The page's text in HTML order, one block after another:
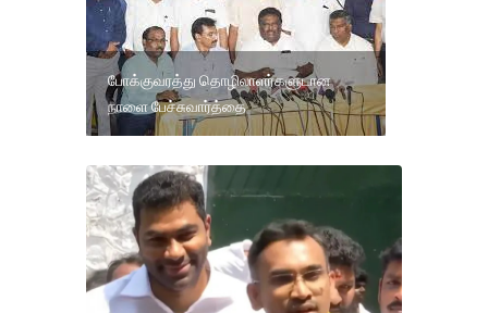
போக்குவரத்து தொழிலாளர்களுடான
நாளை பேச்சுவார்த்தை